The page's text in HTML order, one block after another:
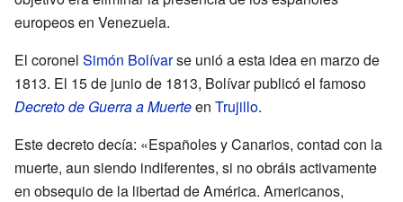
europeos en Venezuela.
El coronel Simón Bolívarse unió a esta idea en marzo de
1813. El 15 de junio de 1813, Bolívar publicó el famoso
Decreto de Guerra a Muerteen Trujillo.
Este decreto decía: «Españoles y Canarios, contad con la
muerte, aun siendo indiferentes, si no obráis activamente
en obsequio de la libertad de América. Americanos,